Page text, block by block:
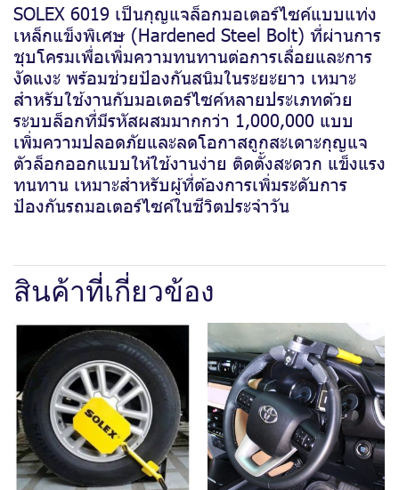
SOLEX 6019 เป็นกุญแจล็อกมอเตอร์ไซค์แบบแท่ง
เหล็กแข็งพิเศษ (Hardened Steel Bolt) ที่ผ่านการ
ชุบโครมเพื่อเพิ่มความทนทานต่อการเลื่อยและการ
งัดแงะ พร้อมช่วยป้องกันสนิมในระยะยาว เหมาะ
สำหรับใช้งานกับมอเตอร์ไซค์หลายประเภทด้วย
ระบบล็อกที่มีรหัสผสมมากกว่า 1,000,000 แบบ
เพิ่มความปลอดภัยและลดโอกาสถูกสะเดาะกุญแจ
ตัวล็อกออกแบบให้ใช้งานง่าย ติดตั้งสะดวก แข็งแรง
ทนทาน เหมาะสำหรับผู้ที่ต้องการเพิ่มระดับการ
ป้องกันรถมอเตอร์ไซค์ในชีวิตประจำวัน
สินค้าที่เกี่ยวข้อง